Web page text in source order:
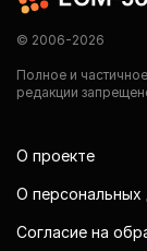
© 2006-2026
Полное и
редакции
О проекте
О персональных
Согласие на